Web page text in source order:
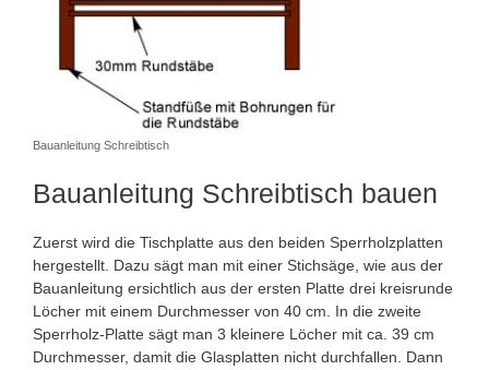
Bauanleitung Schreibtisch
Bauanleitung Schreibtisch bauen
Zuerst wird die Tischplatte aus den beiden Sperrholzplatten
hergestellt. Dazu sägt man mit einer Stichsäge, wie aus der
Bauanleitung ersichtlich aus der ersten Platte drei kreisrunde
Löcher mit einem Durchmesser von 40 cm. In die zweite
Sperrholz-Platte sägt man 3 kleinere Löcher mit ca. 39 cm
Durchmesser, damit die Glasplatten nicht durchfallen. Dann